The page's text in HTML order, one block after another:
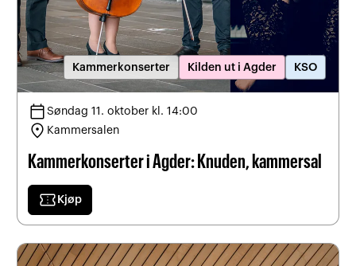
Kammerkonserter Kilden ut i Agder KSO
calendar_today Søndag 11. oktober kl. 14:00
location_on Kammersalen
Kammerkonserter i Agder: Knuden, kammersal
confirmation_number Kjøp